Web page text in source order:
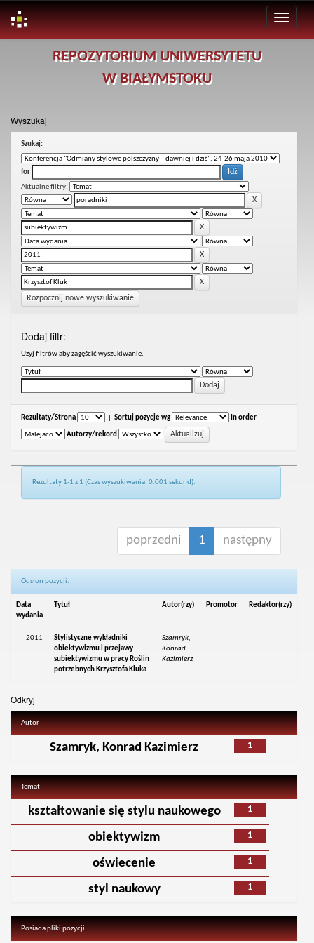
REPOZYTORIUM UNIWERSYTETU
W BIAŁYMSTOKU
Wyszukaj
Szukaj:
for
Aktualne filtry:
Rozpocznij nowe wyszukiwanie
Dodaj filtr:
Uzyj filtrów aby zagęścić wyszukiwanie.
Rezultaty/Strona Sortuj pozycje wg In order
Autorzy/rekord
Rezultaty 1-1 z 1 (Czas wyszukiwania: 0.001 sekund).
poprzedni 1 następny
Odsłon pozycji:
Data
wydania
Tytuł Autor(rzy) Promotor Redaktor(rzy)
2011
Stylistyczne wykładniki
obiektywizmu i przejawy
subiektywizmu w pracy Roślin
potrzebnych Krzysztofa Kluka
Szamryk,
Konrad
Kazimierz
- -
Odkryj
Autor
1
Szamryk, Konrad Kazimierz
Temat
1
kształtowanie się stylu naukowego
1
obiektywizm
1
oświecenie
1
styl naukowy
Posiada pliki pozycji